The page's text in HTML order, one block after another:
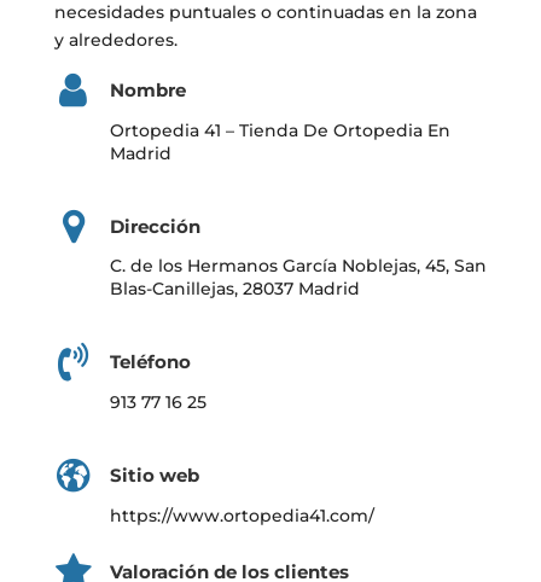
necesidades puntuales o continuadas en la zona
y alrededores.
Nombre
Ortopedia 41 – Tienda De Ortopedia En
Madrid
Dirección
C. de los Hermanos García Noblejas, 45, San
Blas-Canillejas, 28037 Madrid
Teléfono
913 77 16 25
Sitio web
https://www.ortopedia41.com/
Valoración de los clientes